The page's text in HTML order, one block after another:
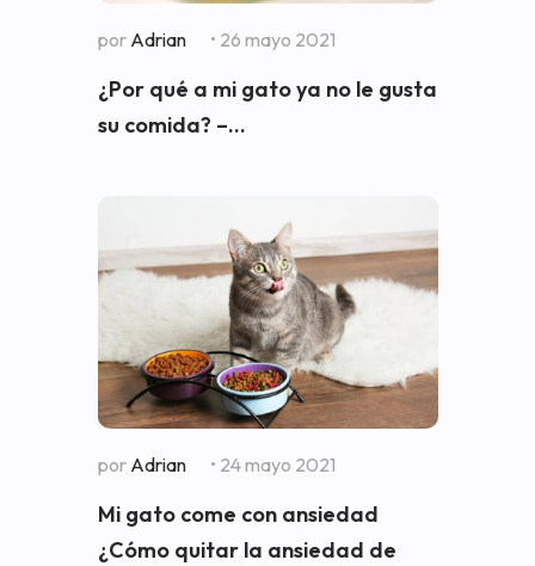
por Adrian • 26 mayo 2021
¿Por qué a mi gato ya no le gusta
su comida? –...
por Adrian • 24 mayo 2021
Mi gato come con ansiedad
¿Cómo quitar la ansiedad de